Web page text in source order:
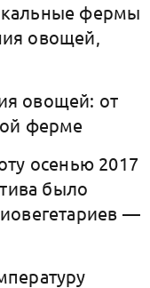
фермы
овощей,
овощей: от
ферме
осенью 2017
было
—